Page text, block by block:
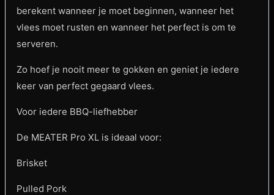
berekent wanneer je moet beginnen, wanneer het
vlees moet rusten en wanneer het perfect is om te
serveren.
Zo hoef je nooit meer te gokken en geniet je iedere
keer van perfect gegaard vlees.
Voor iedere BBQ-liefhebber
De MEATER Pro XL is ideaal voor:
Brisket
Pulled Pork